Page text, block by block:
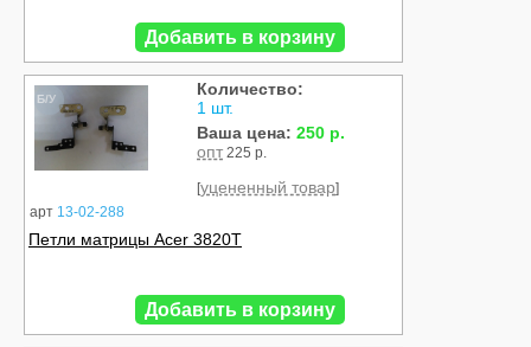
Добавить в корзину
Б/У
арт 13-02-288
Количество:
1 шт.
Ваша цена: 250 р.
опт 225 р.
[уцененный товар]
Петли матрицы Acer 3820T
Добавить в корзину